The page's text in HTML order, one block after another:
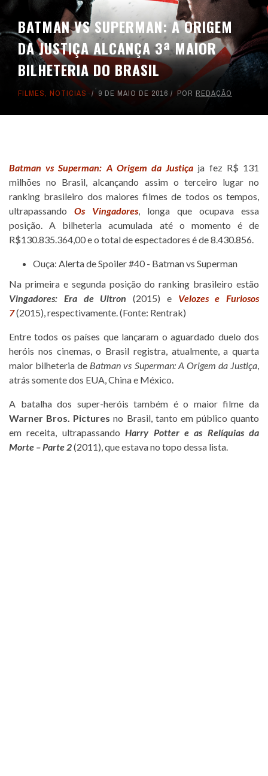
BATMAN VS SUPERMAN: A ORIGEM
DA JUSTIÇA ALCANÇA 3ª MAIOR
BILHETERIA DO BRASIL
FILMES, NOTICIAS 9 DE MAIO DE 2016 POR REDAÇÃO
Batman vs Superman: A Origem da Justiça ja fez R$ 131
milhões no Brasil, alcançando assim o terceiro lugar no
ranking brasileiro dos maiores filmes de todos os tempos,
ultrapassando Os Vingadores, longa que ocupava essa
posição. A bilheteria acumulada até o momento é de
R$130.835.364,00 e o total de espectadores é de 8.430.856.
Ouça: Alerta de Spoiler #40 - Batman vs Superman
Na primeira e segunda posição do ranking brasileiro estão
Vingadores: Era de Ultron (2015) e Velozes e Furiosos
7(2015), respectivamente. (Fonte: Rentrak)
Entre todos os países que lançaram o aguardado duelo dos
heróis nos cinemas, o Brasil registra, atualmente, a quarta
maior bilheteria de Batman vs Superman: A Origem da Justiça,
atrás somente dos EUA, China e México.
A batalha dos super-heróis também é o maior filme da
Warner Bros. Pictures no Brasil, tanto em público quanto
em receita, ultrapassandoHarry Potter e as Relíquias da
Morte – Parte 2(2011), que estava no topo dessa lista.